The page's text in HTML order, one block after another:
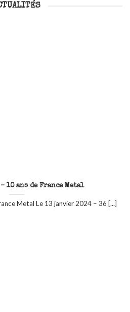
10 ans de France Metal
Metal Le 13 janvier 2024 – 36 [...]